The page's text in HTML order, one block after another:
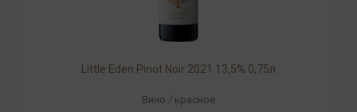
Little Eden Pinot Noir 2021 13,5% 0,75л
Вино / красное